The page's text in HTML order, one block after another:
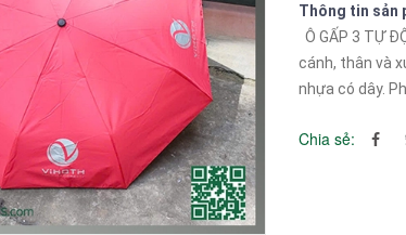
Thông tin sản
Ô GẤP 3 TỰ
cánh, thân và
nhựa có dây.
Chia sẻ: